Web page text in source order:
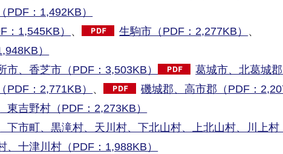
PDF：1,492KB）
：1,545KB） 、 生駒市（PDF：2,277KB） 、
）
市、香芝市（PDF：3,503KB）
葛城市、北葛城
PDF：2,771KB） 、
磯城郡、高市郡（PDF：
東吉野村（PDF：2,273KB）
下市町、黒滝村、天川村、下北山村、上北山村、川上村
、十津川村（PDF：1,988KB）